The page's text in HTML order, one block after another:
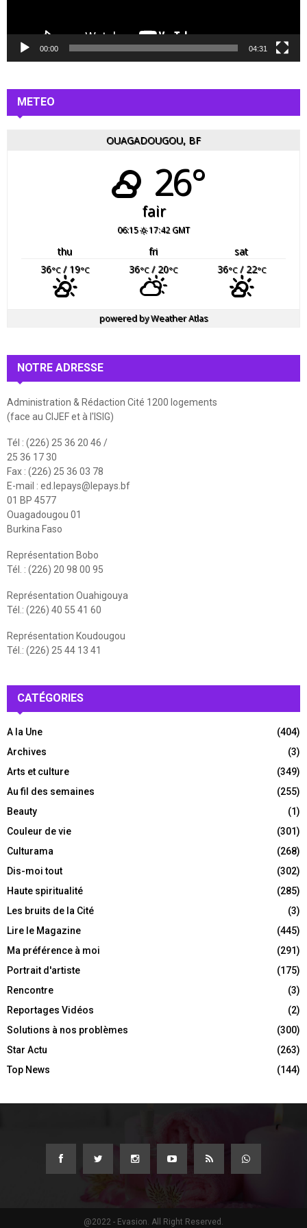
d
o
00:00 04:31
METEO
OUAGADOUGOU, BF
26°
fair
06:15 17:42 GMT
thu fri
sat
36°C/ 19°C 36°C/ 20°C 36°C/ 22°C
powered byWeather Atlas
NOTRE ADRESSE
Administration & Rédaction Cité 1200 logements
(face au CIJEF et à l'ISIG)
Tél : (226) 25 36 20 46 /
25 36 17 30
Fax : (226) 25 36 03 78
E-mail : ed.lepays@lepays.bf
01 BP 4577
Ouagadougou 01
Burkina Faso
Représentation Bobo
Tél. : (226) 20 98 00 95
Représentation Ouahigouya
Tél.: (226) 40 55 41 60
Représentation Koudougou
Tél.: (226) 25 44 13 41
CATÉGORIES
A la Une
(404)
Archives
(3)
Arts et culture
(349)
Au fil des semaines
(255)
Beauty
(1)
Couleur de vie
(301)
Culturama
(268)
Dis-moi tout
(302)
Haute spiritualité
(285)
Les bruits de la Cité
(3)
Lire le Magazine
(445)
Ma préférence à moi
(291)
Portrait d'artiste
(175)
Rencontre
(3)
Reportages Vidéos
(2)
Solutions à nos problèmes
(300)
Star Actu
(263)
Top News
(144)
@2022 - Evasion. All Right Reserved.